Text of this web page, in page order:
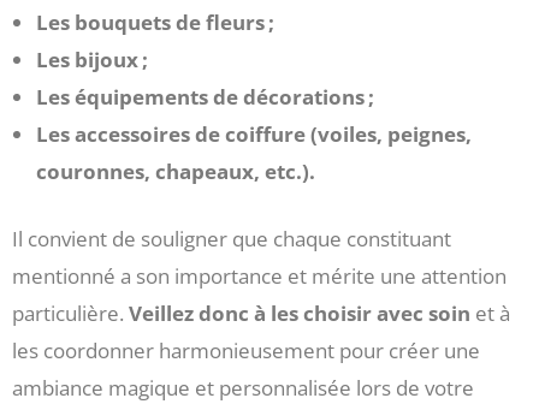
Les bouquets de fleurs ;
Les bijoux ;
Les équipements de décorations ;
Les accessoires de coiffure (voiles, peignes,
couronnes, chapeaux, etc.).
Il convient de souligner que chaque constituant
mentionné a son importance et mérite une attention
particulière. Veillez donc à les choisir avec soin et à
les coordonner harmonieusement pour créer une
ambiance magique et personnalisée lors de votre